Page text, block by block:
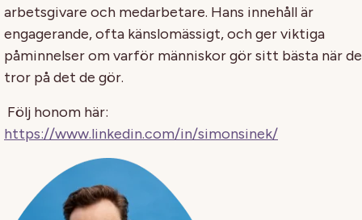
arbetsgivare och medarbetare. Hans innehåll är
engagerande, ofta känslomässigt, och ger viktiga
påminnelser om varför människor gör sitt bästa när de
tror på det de gör.
Följ honom här:
https://www.linkedin.com/in/simonsinek/